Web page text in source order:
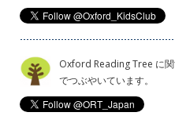
Oxford Reading Tree に
でつぶやいています。